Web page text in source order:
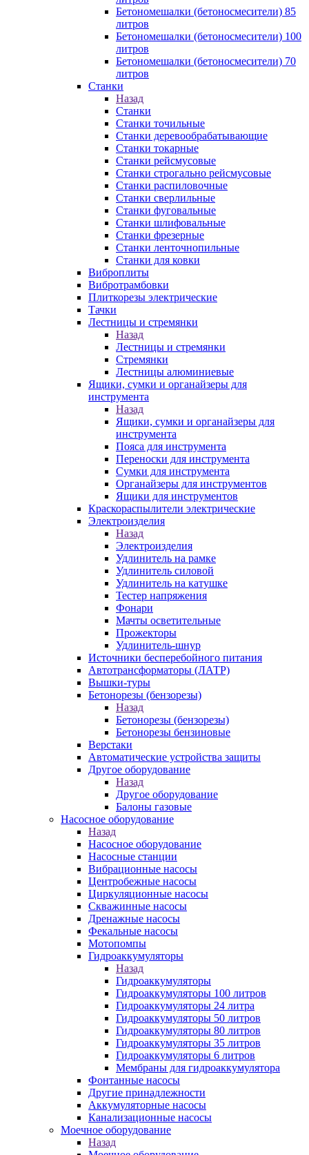
Бетономешалки (бетоносмесители) 85
литров
Бетономешалки (бетоносмесители) 100
литров
Бетономешалки (бетоносмесители) 70
литров
Станки
Назад
Станки
Станки точильные
Станки деревообрабатывающие
Станки токарные
Станки рейсмусовые
Станки строгально рейсмусовые
Станки распиловочные
Станки сверлильные
Станки фуговальные
Станки шлифовальные
Станки фрезерные
Станки ленточнопильные
Станки для ковки
Виброплиты
Вибротрамбовки
Плиткорезы электрические
Тачки
Лестницы и стремянки
Назад
Лестницы и стремянки
Стремянки
Лестницы алюминиевые
Ящики, сумки и органайзеры для
инструмента
Назад
Ящики, сумки и органайзеры для
инструмента
Пояса для инструмента
Переноски для инструмента
Сумки для инструмента
Органайзеры для инструментов
Ящики для инструментов
Краскораспылители электрические
Электроизделия
Назад
Электроизделия
Удлинитель на рамке
Удлинитель силовой
Удлинитель на катушке
Тестер напряжения
Фонари
Мачты осветительные
Прожекторы
Удлинитель-шнур
Источники бесперебойного питания
Автотрансформаторы (ЛАТР)
Вышки-туры
Бетонорезы (бензорезы)
Назад
Бетонорезы (бензорезы)
Бетонорезы бензиновые
Верстаки
Автоматические устройства защиты
Другое оборудование
Назад
Другое оборудование
Балоны газовые
Насосное оборудование
Назад
Насосное оборудование
Насосные станции
Вибрационные насосы
Центробежные насосы
Циркуляционные насосы
Скважинные насосы
Дренажные насосы
Фекальные насосы
Мотопомпы
Гидроаккумуляторы
Назад
Гидроаккумуляторы
Гидроаккумуляторы 100 литров
Гидроаккумуляторы 24 литра
Гидроаккумуляторы 50 литров
Гидроаккумуляторы 80 литров
Гидроаккумуляторы 35 литров
Гидроаккумуляторы 6 литров
Мембраны для гидроаккумулятора
Фонтанные насосы
Другие принадлежности
Аккумуляторные насосы
Канализационные насосы
Моечное оборудование
Назад